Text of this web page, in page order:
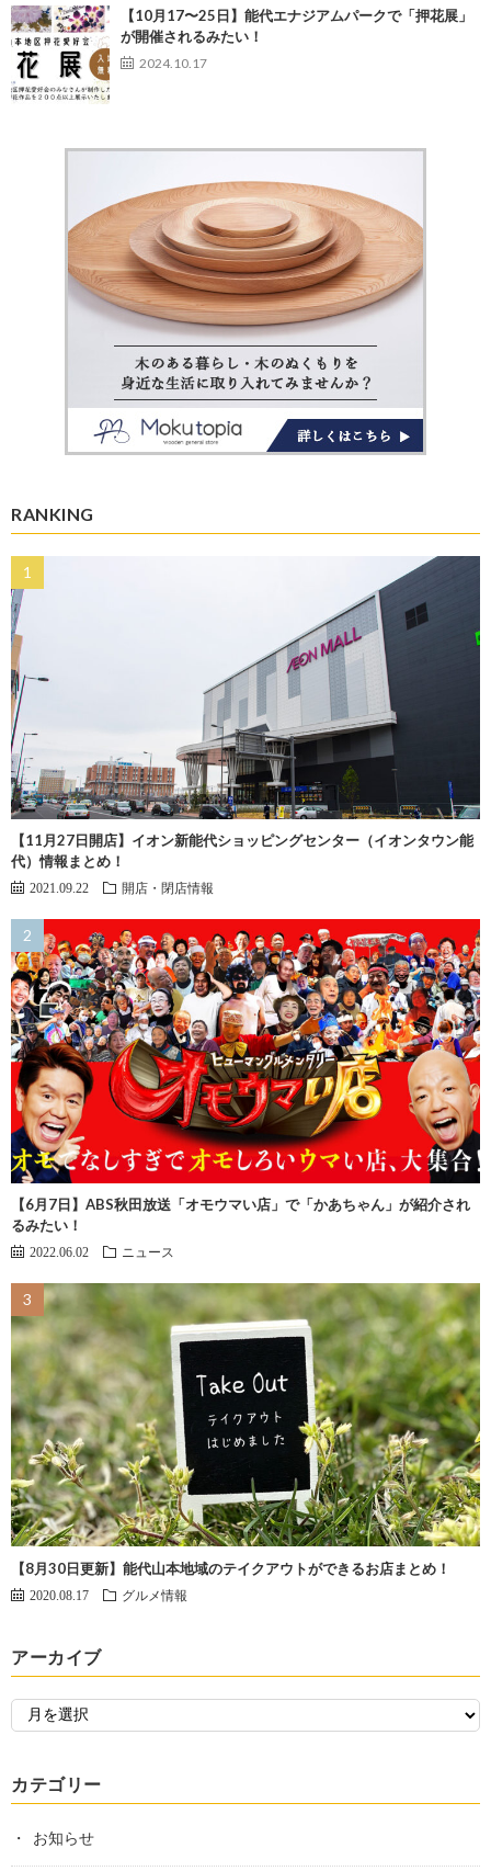
【10月17〜25日】能代エナジアムパークで「押花展」
が開催されるみたい！
2024.10.17
RANKING
【11月27日開店】イオン新能代ショッピングセンター（イオンタウン能
代）情報まとめ！
2021.09.22 開店・閉店情報
【6月7日】ABS秋田放送「オモウマい店」で「かあちゃん」が紹介され
るみたい！
2022.06.02 ニュース
【8月30日更新】能代山本地域のテイクアウトができるお店まとめ！
2020.08.17 グルメ情報
アーカイブ
カテゴリー
お知らせ